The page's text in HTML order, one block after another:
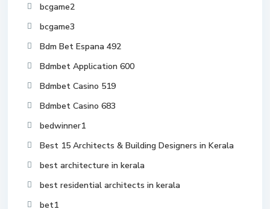
bcgame2
bcgame3
Bdm Bet Espana 492
Bdmbet Application 600
Bdmbet Casino 519
Bdmbet Casino 683
bedwinner1
Best 15 Architects & Building Designers in Kerala
best architecture in kerala
best residential architects in kerala
bet1